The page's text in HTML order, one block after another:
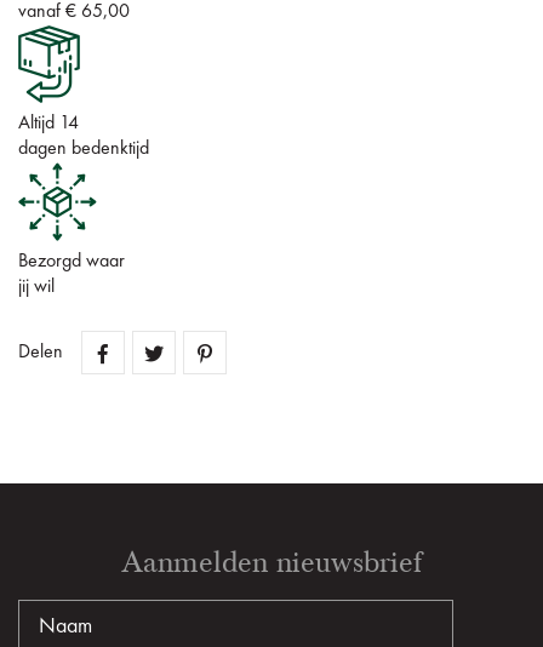
vanaf € 65,00
Altijd 14
dagen bedenktijd
Bezorgd waar
jij wil
Delen
Aanmelden nieuwsbrief